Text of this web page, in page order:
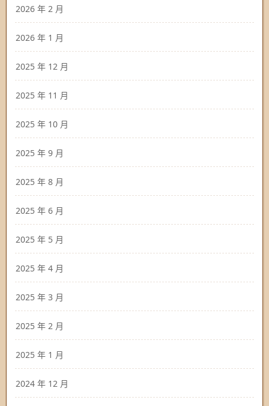
2026 年 2 月
2026 年 1 月
2025 年 12 月
2025 年 11 月
2025 年 10 月
2025 年 9 月
2025 年 8 月
2025 年 6 月
2025 年 5 月
2025 年 4 月
2025 年 3 月
2025 年 2 月
2025 年 1 月
2024 年 12 月